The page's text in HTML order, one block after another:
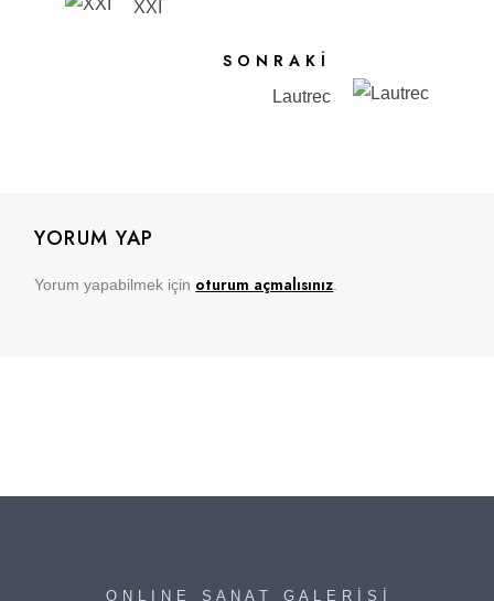
XXI
SONRAKI
Lautrec
YORUM YAP
Yorum yapabilmek için oturum açmalısınız.
O N L I N E S A N A T G A L E R İ S İ